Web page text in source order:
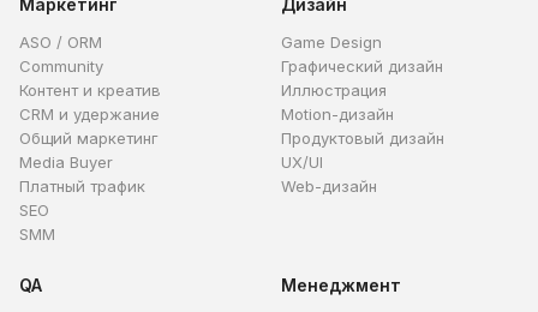
Маркетинг
ASO / ORM
Community
Контент и креатив
CRM и удержание
Общий маркетинг
Media Buyer
Платный трафик
SEO
SMM
Дизайн
Game Design
Графический дизайн
Иллюстрация
Motion-дизайн
Продуктовый дизайн
UX/UI
Web-дизайн
QA Менеджмент